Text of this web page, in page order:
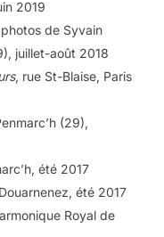
2019
de Syvain
juillet-août 2018
, rue St-Blaise, Paris
(29),
été 2017
été 2017
Royal de